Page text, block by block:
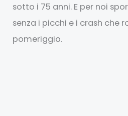
sotto i 75 anni. E per noi
senza i picchi e i crash che
pomeriggio.